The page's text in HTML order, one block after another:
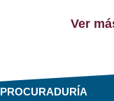
Ver
PROCURADURÍA